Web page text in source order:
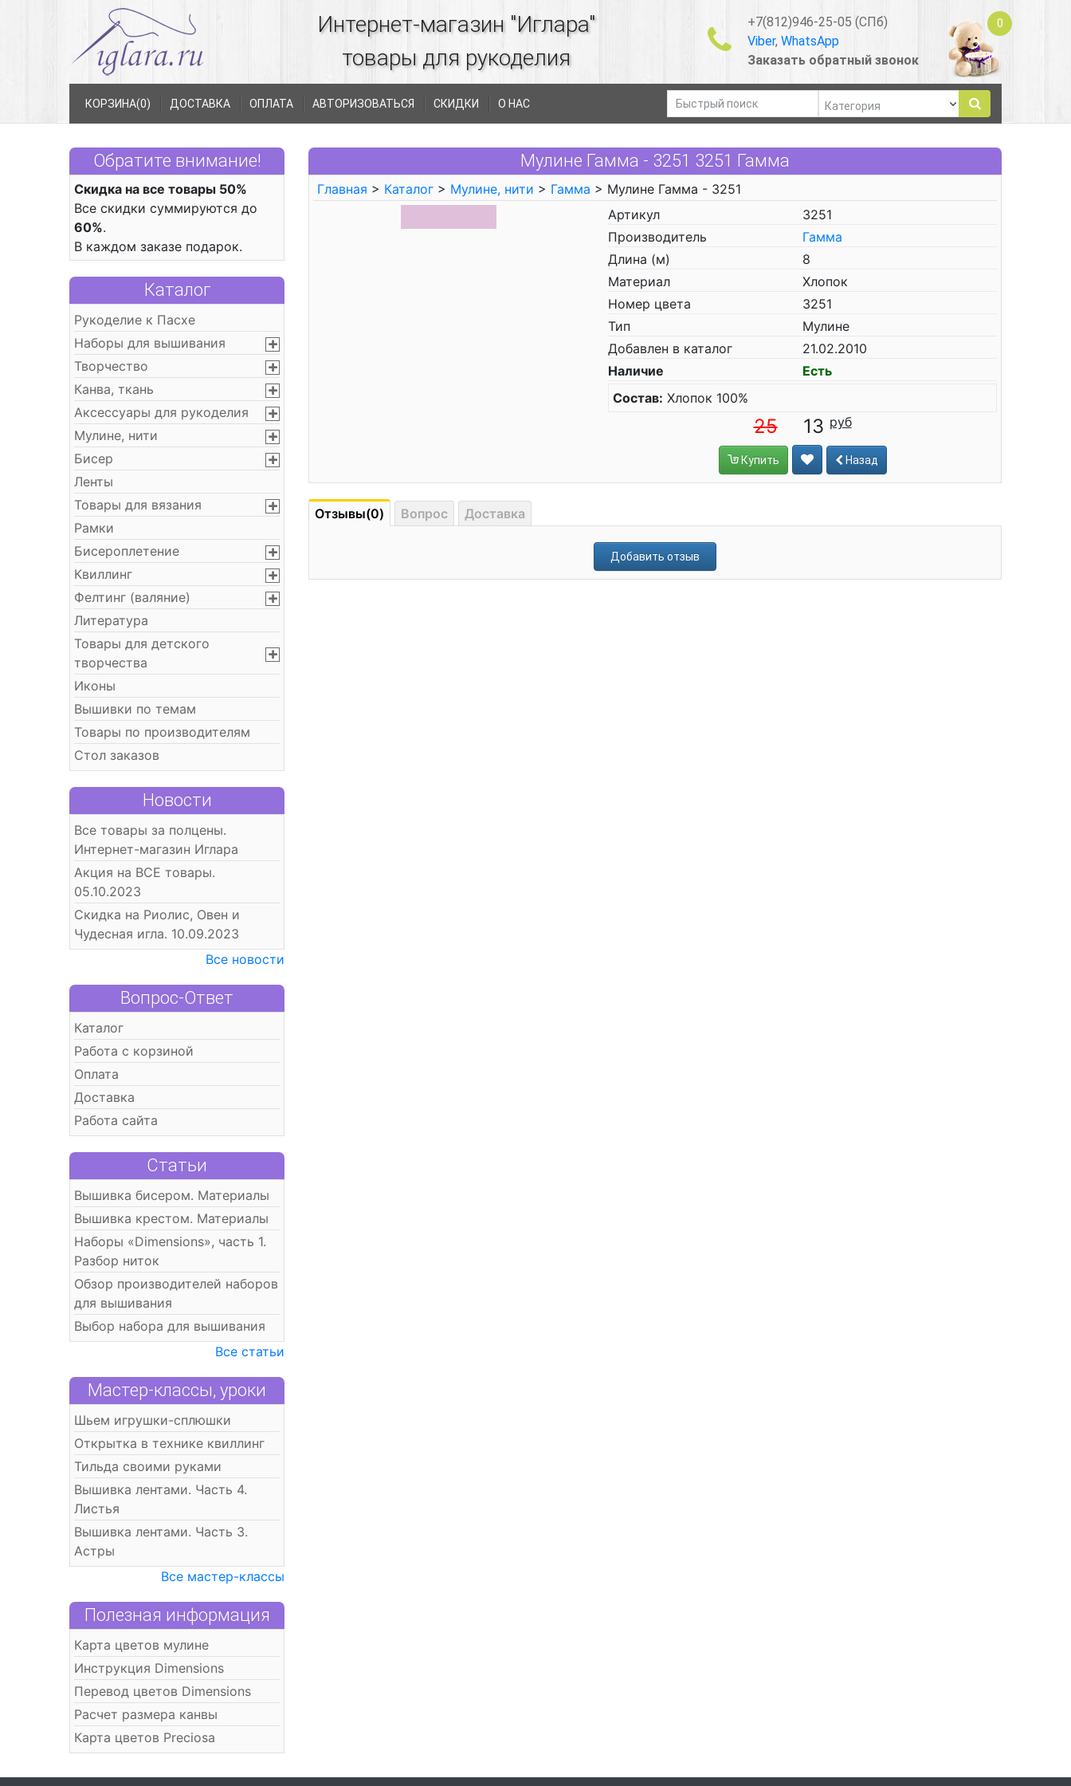
Интернет-магазин "Иглара"
товары для рукоделия
+7(812)946-25-05 (СПб)
Viber, WhatsApp
Заказать обратный звонок
0
КОРЗИНА(0) ДОСТАВКА ОПЛАТА АВТОРИЗОВАТЬСЯ СКИДКИ О НАС
Обратите внимание!
Скидка на все товары 50%
Все скидки суммируются до
60%.
В каждом заказе подарок.
Каталог
Рукоделие к Пасхе
Наборы для вышивания
Творчество
Канва, ткань
Аксессуары для рукоделия
Мулине, нити
Бисер
Ленты
Товары для вязания
Рамки
Бисероплетение
Квиллинг
Фелтинг (валяние)
Литература
Товары для детского
творчества
Иконы
Вышивки по темам
Товары по производителям
Стол заказов
Новости
Все товары за полцены.
Интернет-магазин Иглара
Акция на ВСЕ товары.
05.10.2023
Скидка на Риолис, Овен и
Чудесная игла. 10.09.2023
Все новости
Вопрос-Ответ
Каталог
Работа с корзиной
Оплата
Доставка
Работа сайта
Статьи
Вышивка бисером. Материалы
Вышивка крестом. Материалы
Наборы «Dimensions», часть 1.
Разбор ниток
Обзор производителей наборов
для вышивания
Выбор набора для вышивания
Все статьи
Мастер-классы, уроки
Шьем игрушки-сплюшки
Открытка в технике квиллинг
Тильда своими руками
Вышивка лентами. Часть 4.
Листья
Вышивка лентами. Часть 3.
Астры
Все мастер-классы
Полезная информация
Карта цветов мулине
Инструкция Dimensions
Перевод цветов Dimensions
Расчет размера канвы
Карта цветов Preciosa
Мулине Гамма - 3251 3251 Гамма
Главная > Каталог > Мулине, нити > Гамма > Мулине Гамма - 3251
Артикул
3251
Производитель
Гамма
Длина (м)
8
Материал
Хлопок
Номер цвета
3251
Тип
Мулине
Добавлен в каталог
21.02.2010
Наличие
Есть
Состав: Хлопок 100%
25 13
Купить Назад
Отзывы(0) Вопрос Доставка
Добавить отзыв